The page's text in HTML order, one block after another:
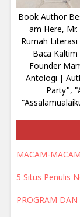
Book Author
am Here,
Rumah
Baca
Founder
Antologi |
Party",
MACAM-
5 Situs Penulis
PROGRAM DAN